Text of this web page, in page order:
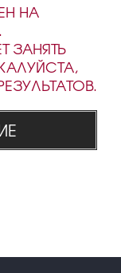
НА
ЗАНЯТЬ